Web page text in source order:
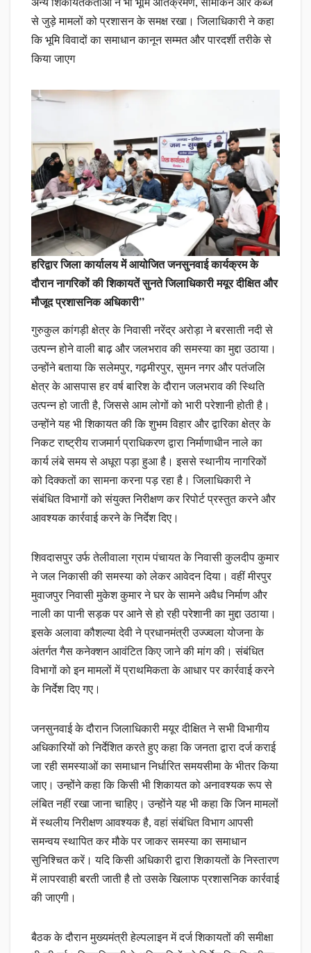
अन्य शिकायतकर्ताओं ने भी भूमि अतिक्रमण, सीमांकन और कब्जे
से जुड़े मामलों को प्रशासन के समक्ष रखा। जिलाधिकारी ने कहा
कि भूमि विवादों का समाधान कानून सम्मत और पारदर्शी तरीके से
किया जाएग
हरिद्वार जिला कार्यालय में आयोजित जनसुनवाई कार्यक्रम के
दौरान नागरिकों की शिकायतें सुनते जिलाधिकारी मयूर दीक्षित और
मौजूद प्रशासनिक अधिकारी”
गुरुकुल कांगड़ी क्षेत्र के निवासी नरेंद्र अरोड़ा ने बरसाती नदी से
उत्पन्न होने वाली बाढ़ और जलभराव की समस्या का मुद्दा उठाया।
उन्होंने बताया कि सलेमपुर, गढ़मीरपुर, सुमन नगर और पतंजलि
क्षेत्र के आसपास हर वर्ष बारिश के दौरान जलभराव की स्थिति
उत्पन्न हो जाती है, जिससे आम लोगों को भारी परेशानी होती है।
उन्होंने यह भी शिकायत की कि शुभम विहार और द्वारिका क्षेत्र के
निकट राष्ट्रीय राजमार्ग प्राधिकरण द्वारा निर्माणाधीन नाले का
कार्य लंबे समय से अधूरा पड़ा हुआ है। इससे स्थानीय नागरिकों
को दिक्कतों का सामना करना पड़ रहा है। जिलाधिकारी ने
संबंधित विभागों को संयुक्त निरीक्षण कर रिपोर्ट प्रस्तुत करने और
आवश्यक कार्रवाई करने के निर्देश दिए।
शिवदासपुर उर्फ तेलीवाला ग्राम पंचायत के निवासी कुलदीप कुमार
ने जल निकासी की समस्या को लेकर आवेदन दिया। वहीं मीरपुर
मुवाजपुर निवासी मुकेश कुमार ने घर के सामने अवैध निर्माण और
नाली का पानी सड़क पर आने से हो रही परेशानी का मुद्दा उठाया।
इसके अलावा कौशल्या देवी ने प्रधानमंत्री उज्ज्वला योजना के
अंतर्गत गैस कनेक्शन आवंटित किए जाने की मांग की। संबंधित
विभागों को इन मामलों में प्राथमिकता के आधार पर कार्रवाई करने
के निर्देश दिए गए।
जनसुनवाई के दौरान जिलाधिकारी मयूर दीक्षित ने सभी विभागीय
अधिकारियों को निर्देशित करते हुए कहा कि जनता द्वारा दर्ज कराई
जा रही समस्याओं का समाधान निर्धारित समयसीमा के भीतर किया
जाए। उन्होंने कहा कि किसी भी शिकायत को अनावश्यक रूप से
लंबित नहीं रखा जाना चाहिए। उन्होंने यह भी कहा कि जिन मामलों
में स्थलीय निरीक्षण आवश्यक है, वहां संबंधित विभाग आपसी
समन्वय स्थापित कर मौके पर जाकर समस्या का समाधान
सुनिश्चित करें। यदि किसी अधिकारी द्वारा शिकायतों के निस्तारण
में लापरवाही बरती जाती है तो उसके खिलाफ प्रशासनिक कार्रवाई
की जाएगी।
बैठक के दौरान मुख्यमंत्री हेल्पलाइन में दर्ज शिकायतों की समीक्षा